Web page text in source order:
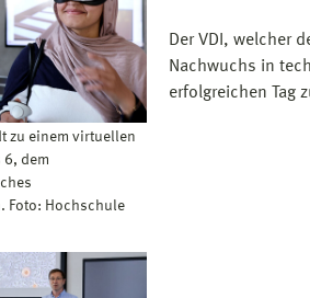
zu einem virtuellen
6, dem
Foto: Hochschule
Der VDI, welcher
Nachwuchs in
erfolgreichen Tag